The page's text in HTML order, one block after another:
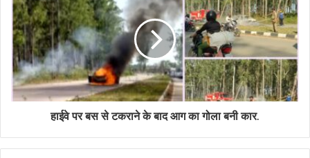
हाईवे पर बस से टकराने के बाद आग का गोला बनी कार.